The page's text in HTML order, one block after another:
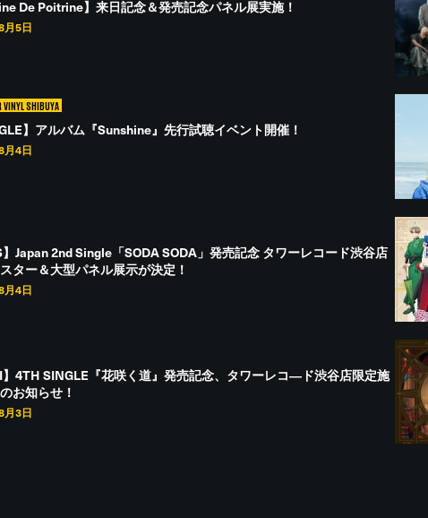
De Poitrine】来日記念＆発売記念パネル展実施！
月5日
VINYL SHIBUYA
】アルバム『Sunshine』先行試聴イベント開催！
月4日
】Japan 2nd Single「SODA SODA」発売記念 タワーレコード渋谷店
ター＆大型パネル展示が決定！
月4日
】4TH SINGLE『花咲く道』発売記念、タワーレコ―ド渋谷店限定施
お知らせ！
月3日